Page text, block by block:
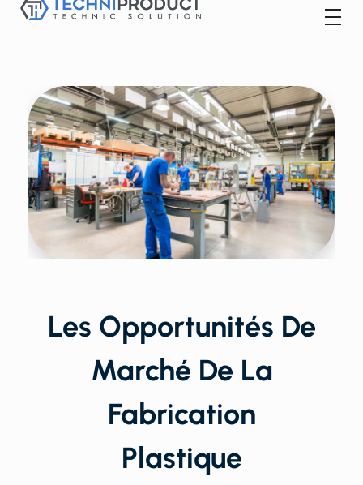
Les Opportunités De
Marché De La
Fabrication
Plastique